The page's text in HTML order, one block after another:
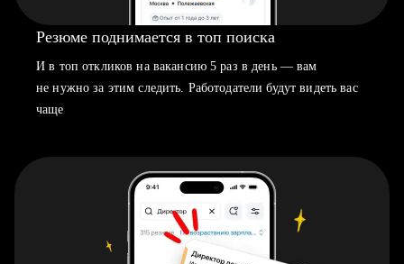
Резюме поднимается в топ поиска
И в топ откликов на вакансию 5 раз в день — вам
не нужно за этим следить. Работодатели будут видеть вас
чаще